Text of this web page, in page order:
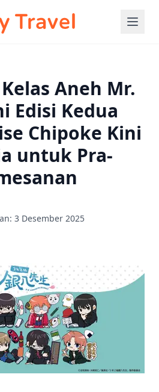
Aneh Mr.
Edisi Kedua
Chipoke Kini
untuk Pra-
3 Desember 2025